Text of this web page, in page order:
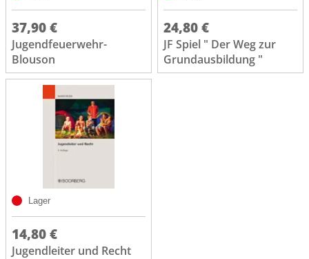
37,90 €
Jugendfeuerwehr-
Blouson
24,80 €
JF Spiel " Der Weg zur
Grundausbildung "
Lager
14,80 €
Jugendleiter und Recht